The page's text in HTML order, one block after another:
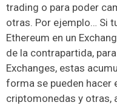
trading o para poder
otras. Por ejemplo… Si
Ethereum en un
de la contrapartida,
Exchanges, estas
forma se pueden hacer
criptomonedas y otras,